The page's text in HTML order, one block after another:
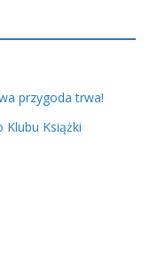
przygoda trwa!
Klubu Książki